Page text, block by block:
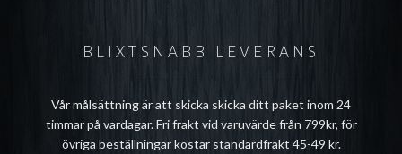
BLIXTSNABB LEVERANS
Vår målsättning är att skicka skicka ditt paket inom 24
timmar på vardagar. Fri frakt vid varuvärde från 799kr, för
övriga beställningar kostar standardfrakt 45-49 kr.